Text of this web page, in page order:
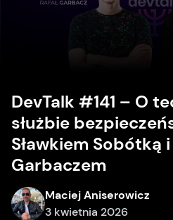
DevTalk #141 – O
służbie
Sławkiem Sobótką i
Garbaczem
Maciej Aniserowicz
3 kwietnia 2026